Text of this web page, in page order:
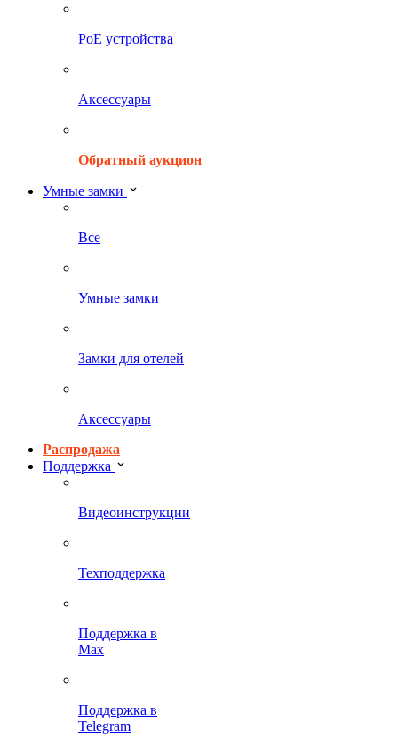
PoE устройства
Аксессуары
Обратный аукцион
Умные замки
Все
Умные замки
Замки для отелей
Аксессуары
Распродажа
Поддержка
Видеоинструкции
Техподдержка
Поддержка в
Max
Поддержка в
Telegram